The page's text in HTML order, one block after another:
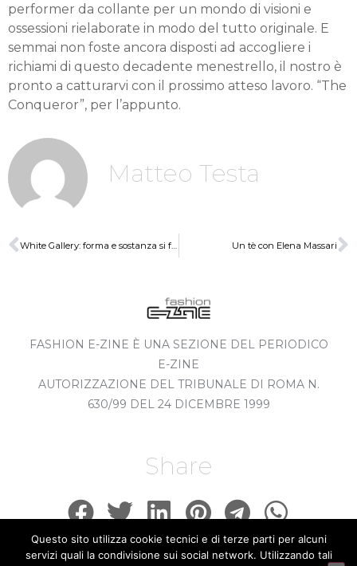
performer da collante per un mondo di visioni e
ossessioni rielaborate in modo del tutto originale. E
semmai non foste ancora disposti ad accogliere i
richiami di questo decadente menestrello, il nostro è
pronto a catturarvi con il prossimo atteso lavoro. “The
Conqueror”, per l’appunto.
Matteo Testa
Un tè con Elena Massari
FASHION E-ZINE È UNA SEZIONE DEL PERIODICO
E-ZINE
AUTORIZZAZIONE DEL TRIBUNALE DI ROMA N.
630/99 DEL 24 DICEMBRE 1999
Share
Questo sito utilizza cookie tecnici e di terze parti per alcuni
servizi quali la condivisione sui social network. Utilizzando tali